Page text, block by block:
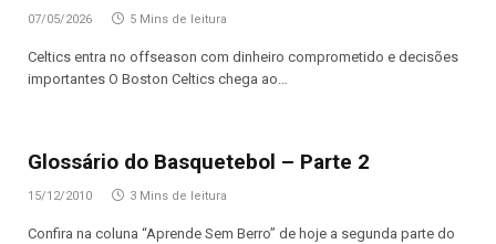
07/05/2026 5 Mins de leitura
Celtics entra no offseason com dinheiro comprometido e decisões
importantes O Boston Celtics chega ao…
Glossário do Basquetebol – Parte 2
15/12/2010 3 Mins de leitura
Confira na coluna “Aprende Sem Berro” de hoje a segunda parte do